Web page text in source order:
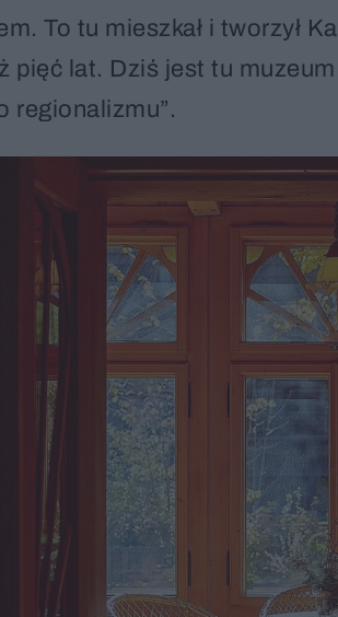
To tu mieszkał i tworzył
pięć lat. Dziś jest tu
regionalizmu”.